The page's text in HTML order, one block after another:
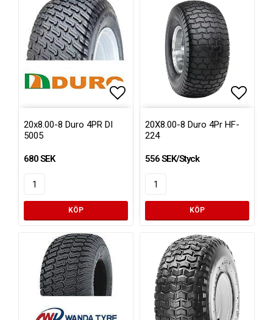
20x8.00-8 Duro 4PR DI
5005
680 SEK
KÖP
20X8.00-8 Duro 4Pr HF-
224
556 SEK/Styck
KÖP